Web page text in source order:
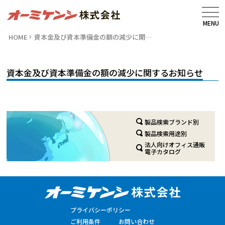
MENU
HOME 資本金及び資本準備金の額の減少に関…
資本金及び資本準備金の額の減少に関するお知らせ
製品検索ブランド別
製品検索用途別
法人向けオフィス通販
電子カタログ
プライバシーポリシー
ご利用条件
お問い合わせ